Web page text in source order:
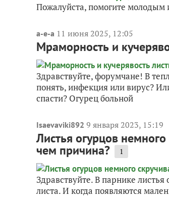
Пожалуйста, помогите молодым
a-e-a 11 июня 2025, 12:05
Мраморность и
Здравствуйте, форумчане! В
понять, инфекция или вирус?
спасти? Огурец больной
Isaevaviki892 9 января 2023, 15:19
Листья огурцов
чем причина? 1
Здравствуйте. В парнике
листа. И когда появляются